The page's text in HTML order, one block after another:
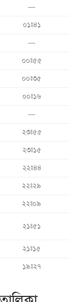
—
০১ঃ৪১
—
০০ঃ৫৫
০০ঃ৩৫
০০ঃ১৬
—
২৩ঃ৫৫
২৩ঃ১৫
২২ঃ৪৪
২২ঃ২৯
২২ঃ০৯
২১ঃ৫১
২১ঃ১৫
১৯ঃ২৭